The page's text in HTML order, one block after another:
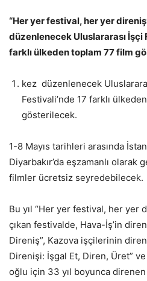
“Her yer festival, her yer
düzenlenecek Uluslararası İşçi
farklı ülkeden toplam 77 film
kez düzenlenecek
Festivali’nde 17 farklı
gösterilecek.
1-8 Mayıs tarihleri arasında
Diyarbakır’da eşzamanlı
filmler ücretsiz seyredebilecek.
Bu yıl “Her yer festival, her yer
çıkan festivalde, Hava-İş’in
Direniş”, Kazova işçilerinin
Direnişi: İşgal Et, Diren, Üret”
oğlu için 33 yıl boyunca direnen